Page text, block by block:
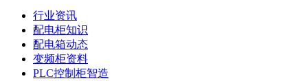
行业资讯
配电柜知识
配电箱动态
变频柜资料
PLC控制柜智造